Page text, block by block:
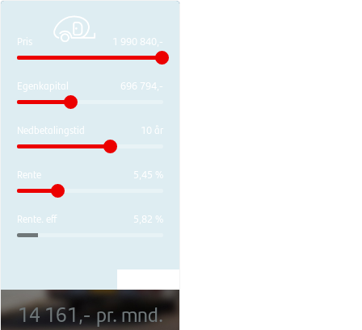
1 990 840,-
Pris
696 794,-
Egenkapital
10 år
Nedbetalingstid
5,45 %
Rente
5,82 %
Rente. eff
14 161,- pr. mnd.